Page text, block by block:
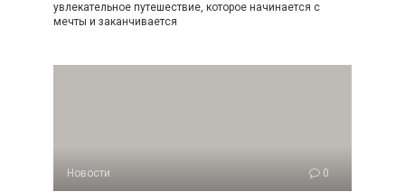
увлекательное путешествие, которое начинается с
мечты и заканчивается
Новости 0